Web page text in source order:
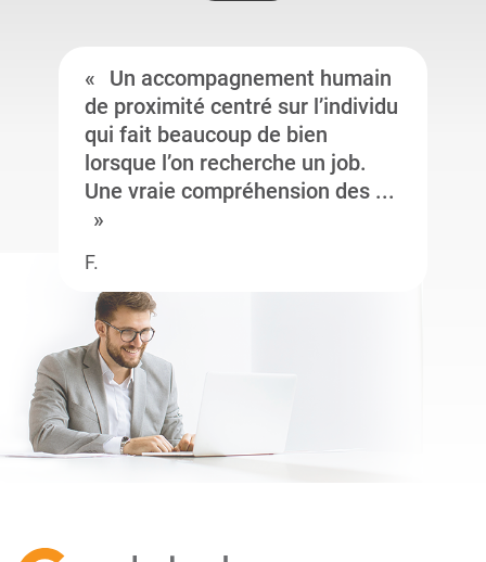
Un accompagnement humain
de proximité centré sur l’individu
qui fait beaucoup de bien
lorsque l’on recherche un job.
Une vraie compréhension des ...
F.